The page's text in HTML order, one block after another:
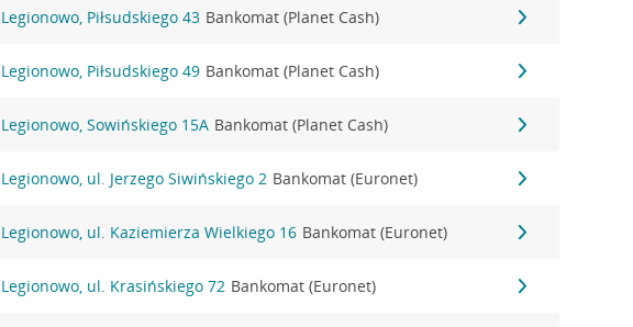
Legionowo, Piłsudskiego 43 Bankomat (Planet Cash)
Legionowo, Piłsudskiego 49 Bankomat (Planet Cash)
Legionowo, Sowińskiego 15A Bankomat (Planet Cash)
Legionowo, ul. Jerzego Siwińskiego 2 Bankomat (Euronet)
Legionowo, ul. Kaziemierza Wielkiego 16 Bankomat (Euronet)
Legionowo, ul. Krasińskiego 72 Bankomat (Euronet)